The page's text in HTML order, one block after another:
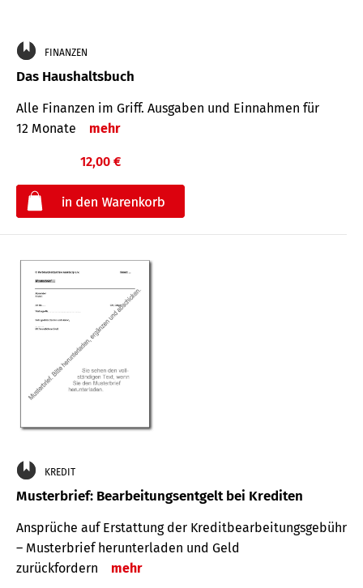
FINANZEN
Das Haushaltsbuch
Alle Finanzen im Griff. Aus­gaben und Ein­nahmen für
12 Monate
mehr
12,00 €
KREDIT
Musterbrief: Bearbeitungsentgelt bei Krediten
Ansprüche auf Erstattung der Kreditbearbeitungsgebühr
– Musterbrief herunterladen und Geld
zurückfordern
mehr